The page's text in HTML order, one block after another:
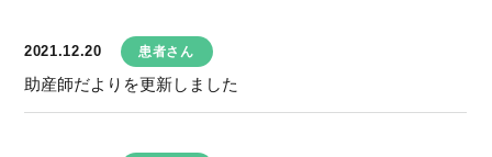
2021.12.20 患者さん
助産師だよりを更新しました